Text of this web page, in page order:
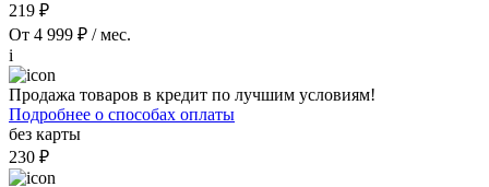
219 ₽
От 4 999 ₽ / мес.
i
Продажа товаров в кредит по лучшим условиям!
Подробнее о способах оплаты
без карты
230 ₽